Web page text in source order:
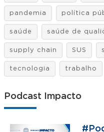
pandemia política
saúde saúde de
supply chain SUS
tecnologia trabalho
Podcast Impacto